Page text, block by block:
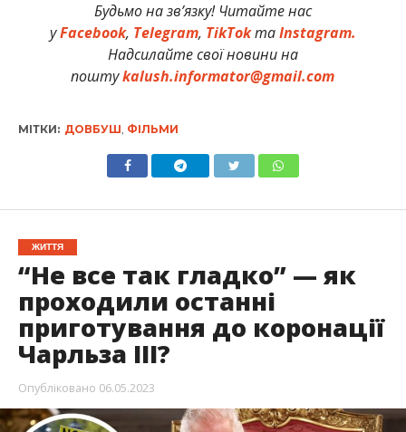
Будьмо на зв’язку! Читайте нас
уFacebook, Telegram, TikTokтаInstagram.
Надсилайте свої новини на
поштуkalush.informator@gmail.com
МІТКИ: ДОВБУШ, ФІЛЬМИ
ЖИТТЯ
“Не все так гладко” — як
проходили останні
приготування до коронації
Чарльза ІІІ?
Опубліковано 06.05.2023